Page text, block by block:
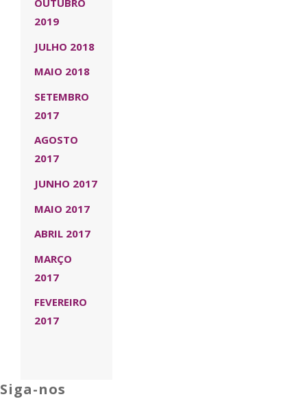
OUTUBRO
2019
JULHO 2018
MAIO 2018
SETEMBRO
2017
AGOSTO
2017
JUNHO 2017
MAIO 2017
ABRIL 2017
MARÇO
2017
FEVEREIRO
2017
Siga-nos